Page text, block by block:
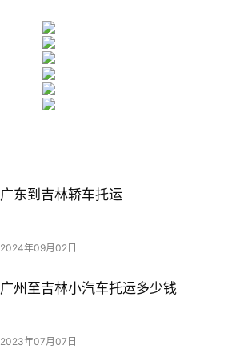
广东到吉林轿车托运
2024年09月02日
广州至吉林小汽车托运多少钱
2023年07月07日